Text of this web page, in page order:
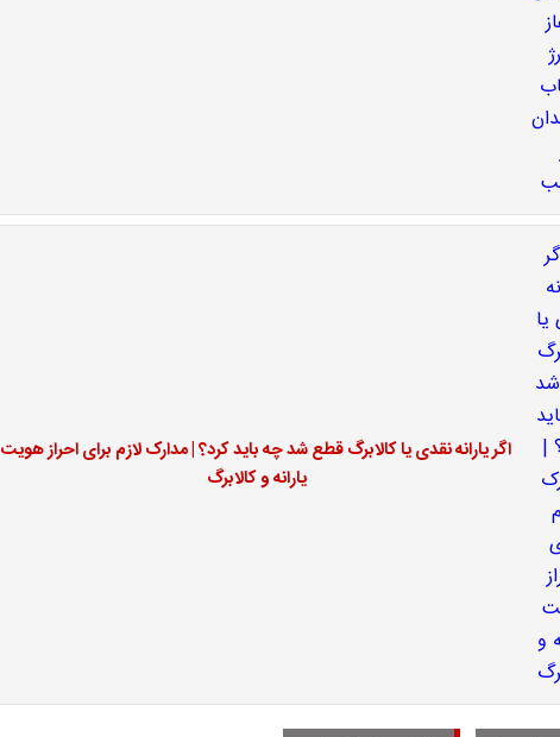
اگر یارانه نقدی یا کالابرگ قطع شد چه باید کرد؟ | مدارک لازم برای احراز هویت
یارانه و کالابرگ